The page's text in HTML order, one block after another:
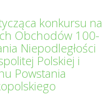
konkursu na
Obchodów 100-
Niepodległości
Polskiej i
Powstania